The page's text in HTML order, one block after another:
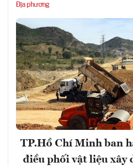
Địa phương
TP.Hồ Chí Minh ban
điều phối vật liệu xây